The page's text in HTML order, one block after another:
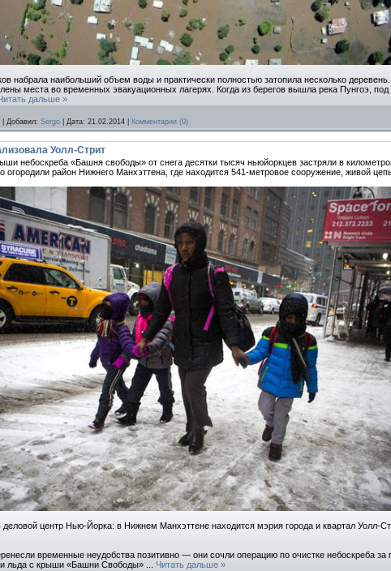
набрала наибольший объем воды и практически полностью затопила несколько
места во временных эвакуационных лагерях. Когда из берегов вышла река Пунгоэ,
дальше »
Добавил: Sergo Дата: 21.02.2014 Комментарии (0)
Уолл-Стрит
небоскреба «Башня свободы» от снега десятки тысяч ньюйоркцев застряли в
район Нижнего Манхэттена, где находится 541-метровое сооружение, живой
центр Нью-Йорка: в Нижнем Манхэттене находится мэрия города и квартал Уолл-
временные неудобства позитивно — они сочли операцию по очистке небоскреба
льда с крыши «Башни Свободы»
Читать дальше »